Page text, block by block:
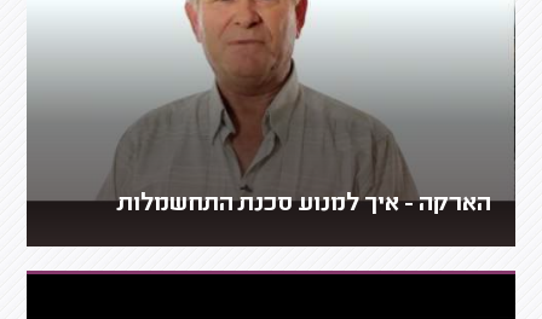
הארקה - איך למנוע סכנת התחשמלות